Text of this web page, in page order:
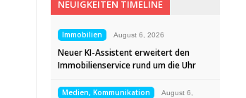
NEUIGKEITEN TIMELINE
Immobilien August 6, 2026
Neuer KI-Assistent erweitert den
Immobilienservice rund um die Uhr
Medien, Kommunikation
August 6,